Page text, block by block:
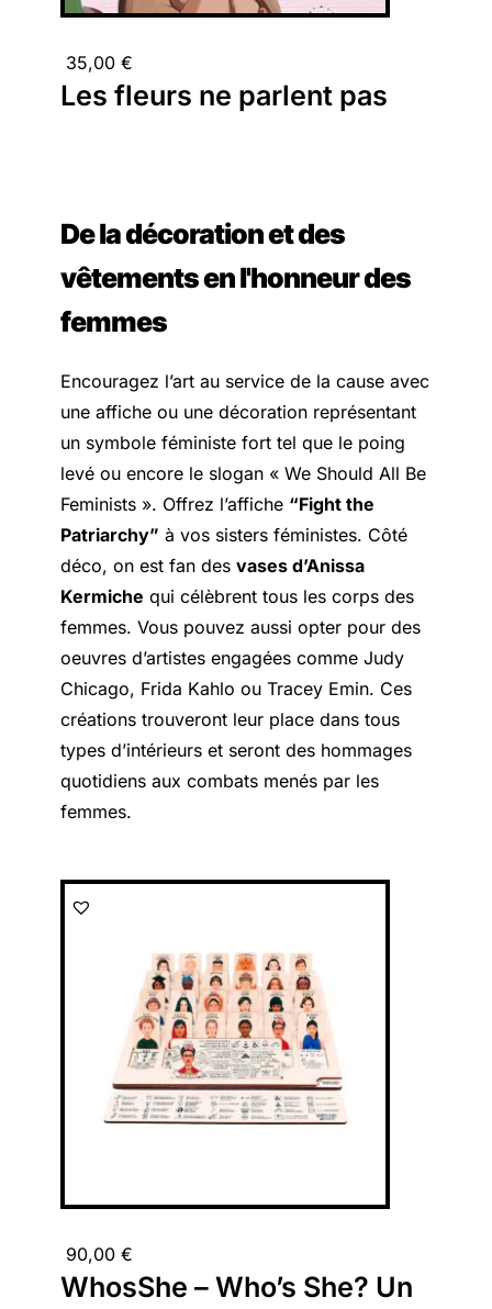
35,00 €
Les fleurs ne parlent pas
De la décoration et des
vêtements en l'honneur des
femmes
Encouragez l’art au service de la cause avec
une affiche ou une décoration représentant
un symbole féministe fort tel que le poing
levé ou encore le slogan « We Should All Be
Feminists ». Offrez l’affiche “Fight the
Patriarchy” à vos sisters féministes. Côté
déco, on est fan des vases d’Anissa
Kermiche qui célèbrent tous les corps des
femmes. Vous pouvez aussi opter pour des
oeuvres d’artistes engagées comme Judy
Chicago, Frida Kahlo ou Tracey Emin. Ces
créations trouveront leur place dans tous
types d’intérieurs et seront des hommages
quotidiens aux combats menés par les
femmes.
90,00 €
WhosShe – Who’s She? Un